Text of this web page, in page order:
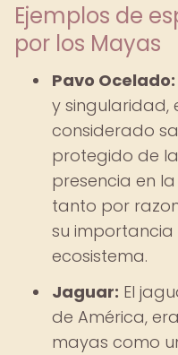
Ejemplos de
por los Mayas
Pavo Ocelado:
y singularidad,
considerado
protegido de
presencia en
tanto por
su
ecosistema.
Jaguar: El
de América,
mayas como